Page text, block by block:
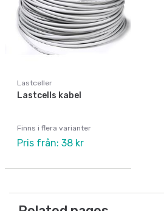
Lastceller
Lastcells kabel
Finns i flera varianter
Pris från: 38 kr